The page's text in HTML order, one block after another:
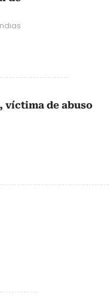
víctima de abuso